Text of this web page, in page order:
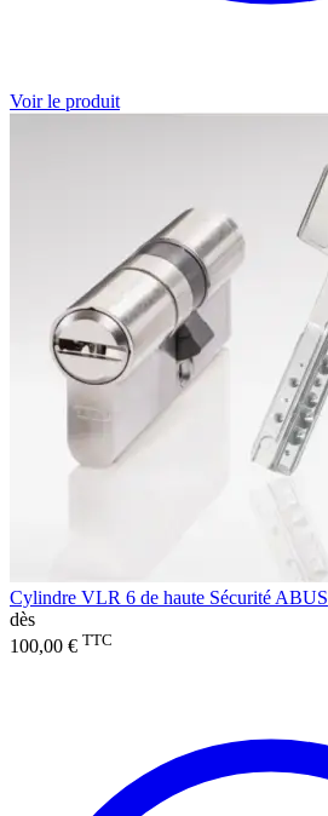
Voir le produit
Cylindre VLR 6 de haute Sécurité ABUS
dès
100,00 € TTC